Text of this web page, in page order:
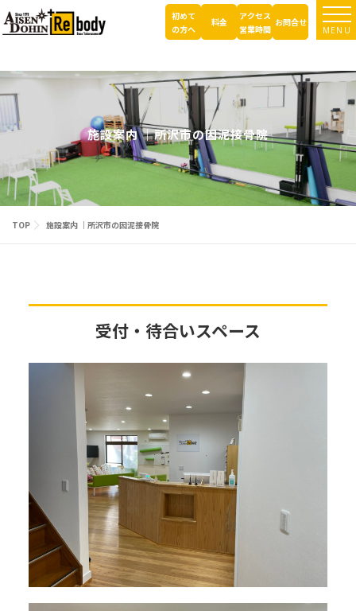
ン
テ
ツ
ッ
初めて
の方へ
料金
アクセス
営業時間
お問合せ
MENU
施設案内 ｜所沢市の因泥接骨院
TOP 施設案内 ｜所沢市の因泥接骨院
受付・待合いスペース